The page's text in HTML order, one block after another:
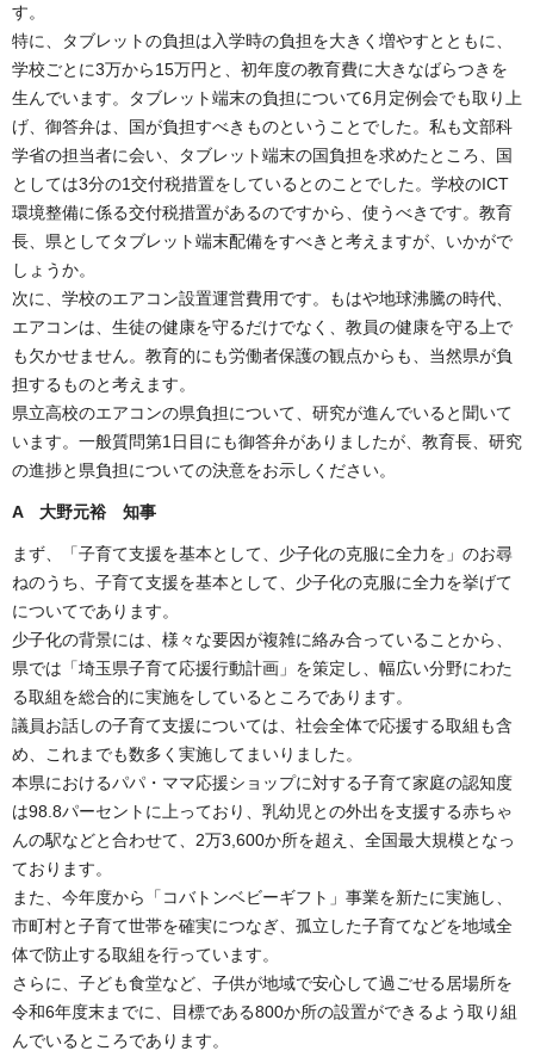
す。
特に、タブレットの負担は入学時の負担を大きく増やすとともに、
学校ごとに3万から15万円と、初年度の教育費に大きなばらつきを
生んでいます。タブレット端末の負担について6月定例会でも取り上
げ、御答弁は、国が負担すべきものということでした。私も文部科
学省の担当者に会い、タブレット端末の国負担を求めたところ、国
としては3分の1交付税措置をしているとのことでした。学校のICT
環境整備に係る交付税措置があるのですから、使うべきです。教育
長、県としてタブレット端末配備をすべきと考えますが、いかがで
しょうか。
次に、学校のエアコン設置運営費用です。もはや地球沸騰の時代、
エアコンは、生徒の健康を守るだけでなく、教員の健康を守る上で
も欠かせません。教育的にも労働者保護の観点からも、当然県が負
担するものと考えます。
県立高校のエアコンの県負担について、研究が進んでいると聞いて
います。一般質問第1日目にも御答弁がありましたが、教育長、研究
の進捗と県負担についての決意をお示しください。
A 大野元裕 知事
まず、「子育て支援を基本として、少子化の克服に全力を」のお尋
ねのうち、子育て支援を基本として、少子化の克服に全力を挙げて
についてであります。
少子化の背景には、様々な要因が複雑に絡み合っていることから、
県では「埼玉県子育て応援行動計画」を策定し、幅広い分野にわた
る取組を総合的に実施をしているところであります。
議員お話しの子育て支援については、社会全体で応援する取組も含
め、これまでも数多く実施してまいりました。
本県におけるパパ・ママ応援ショップに対する子育て家庭の認知度
は98.8パーセントに上っており、乳幼児との外出を支援する赤ちゃ
んの駅などと合わせて、2万3,600か所を超え、全国最大規模となっ
ております。
また、今年度から「コバトンベビーギフト」事業を新たに実施し、
市町村と子育て世帯を確実につなぎ、孤立した子育てなどを地域全
体で防止する取組を行っています。
さらに、子ども食堂など、子供が地域で安心して過ごせる居場所を
令和6年度末までに、目標である800か所の設置ができるよう取り組
んでいるところであります。